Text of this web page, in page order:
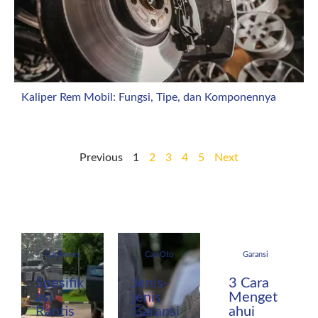
Kaliper Rem Mobil: Fungsi, Tipe, dan Komponennya
Previous 1 2 3 4 5 Next
CarsNews
Spesifik
asi
Rantis
CarsOto
Jenis-
jenis
Garansi
Garansi
3 Cara
Menget
ahui